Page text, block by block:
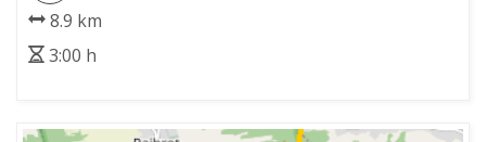
8.9 km
3:00 h